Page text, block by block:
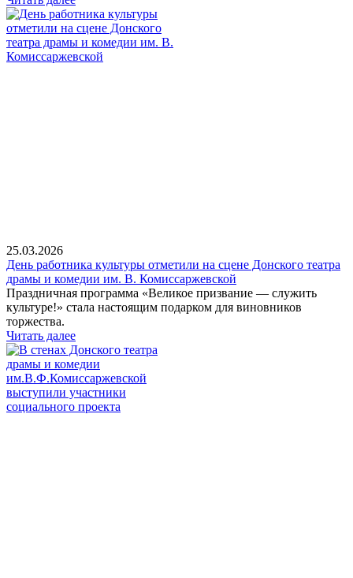
25.03.2026
День работника культуры отметили на сцене Донского театра
драмы и комедии им. В. Комиссаржевской
Праздничная программа «Великое призвание — служить
культуре!» стала настоящим подарком для виновников
торжества.
Читать далее